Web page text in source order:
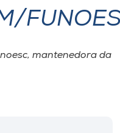
mantenedora da